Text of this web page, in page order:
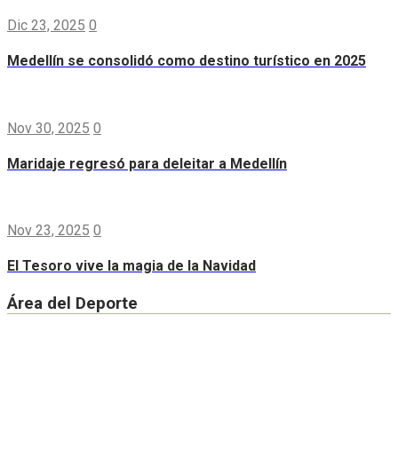
Dic 23, 2025 0
Medellín se consolidó como destino turístico en 2025
Nov 30, 2025 0
Maridaje regresó para deleitar a Medellín
Nov 23, 2025 0
El Tesoro vive la magia de la Navidad
Área del Deporte